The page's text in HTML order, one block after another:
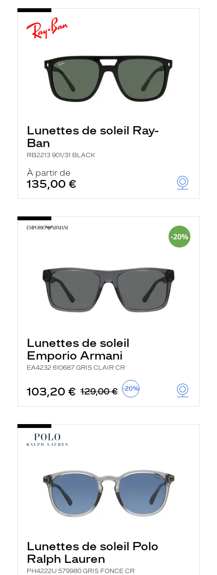
Lunettes de soleil Ray-
Ban
RB2213 901/31 BLACK
À partir de
135,00 €
Lunettes de soleil
Emporio Armani
EA4232 610687 GRIS CLAIR CR
103,20 € 129,00 € -20%
Lunettes de soleil Polo
Ralph Lauren
PH4222U 579980 GRIS FONCE CR